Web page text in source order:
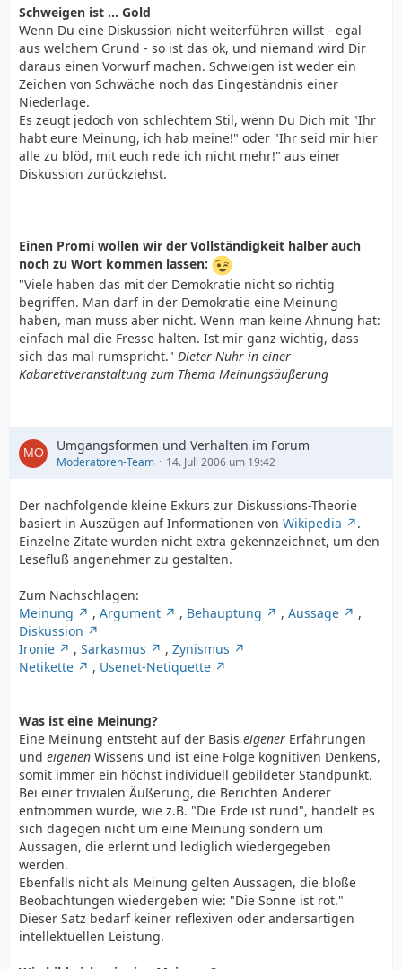
Schweigen ist ... Gold
Wenn Du eine Diskussion nicht weiterführen willst - egal
aus welchem Grund - so ist das ok, und niemand wird Dir
daraus einen Vorwurf machen. Schweigen ist weder ein
Zeichen von Schwäche noch das Eingeständnis einer
Niederlage.
Es zeugt jedoch von schlechtem Stil, wenn Du Dich mit "Ihr
habt eure Meinung, ich hab meine!" oder "Ihr seid mir hier
alle zu blöd, mit euch rede ich nicht mehr!" aus einer
Diskussion zurückziehst.
Einen Promi wollen wir der Vollständigkeit halber auch
noch zu Wort kommen lassen:
"Viele haben das mit der Demokratie nicht so richtig
begriffen. Man darf in der Demokratie eine Meinung
haben, man muss aber nicht. Wenn man keine Ahnung hat:
einfach mal die Fresse halten. Ist mir ganz wichtig, dass
sich das mal rumspricht." Dieter Nuhr in einer
Kabarettveranstaltung zum Thema Meinungsäußerung
Umgangsformen und Verhalten im Forum
Moderatoren-Team 14. Juli 2006 um 19:42
Der nachfolgende kleine Exkurs zur Diskussions-Theorie
basiert in Auszügen auf Informationen von Wikipedia
.
Einzelne Zitate wurden nicht extra gekennzeichnet, um den
Lesefluß angenehmer zu gestalten.
Zum Nachschlagen:
Meinung
, Argument , Behauptung , Aussage
,
Diskussion
Ironie
, Sarkasmus , Zynismus
Netikette
, Usenet-Netiquette
Was ist eine Meinung?
Eine Meinung entsteht auf der Basis eigener Erfahrungen
und eigenen Wissens und ist eine Folge kognitiven Denkens,
somit immer ein höchst individuell gebildeter Standpunkt.
Bei einer trivialen Äußerung, die Berichten Anderer
entnommen wurde, wie z.B. "Die Erde ist rund", handelt es
sich dagegen nicht um eine Meinung sondern um
Aussagen, die erlernt und lediglich wiedergegeben
werden.
Ebenfalls nicht als Meinung gelten Aussagen, die bloße
Beobachtungen wiedergeben wie: "Die Sonne ist rot."
Dieser Satz bedarf keiner reflexiven oder andersartigen
intellektuellen Leistung.